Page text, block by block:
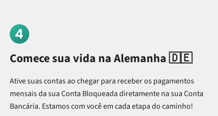
Comece sua vida na Alemanha 🇩🇪
Ative suas contas ao chegar para receber os pagamentos
mensais da sua Conta Bloqueada diretamente na sua Conta
Bancária. Estamos com você em cada etapa do caminho!